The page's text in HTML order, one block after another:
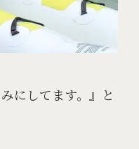
にしてます。』と